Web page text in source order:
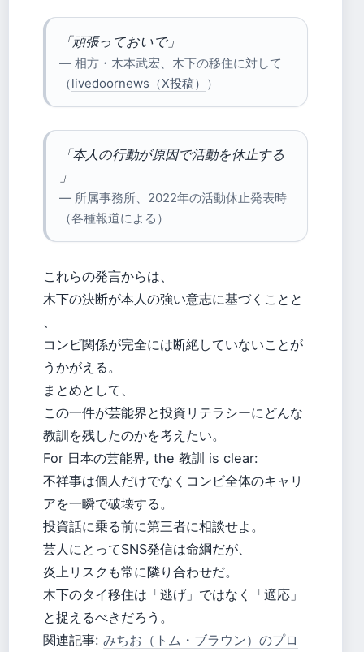
「頑張っておいで」
— 相方・木本武宏、木下の移住に対して
（livedoornews（X投稿） ）
「本人の行動が原因で活動を休止する
」
— 所属事務所、2022年の活動休止発表時
（各種報道による）
これらの発言からは、
木下の決断が本人の強い意志に基づくことと
、
コンビ関係が完全には断絶していないことが
うかがえる。
まとめとして、
この一件が芸能界と投資リテラシーにどんな
教訓を残したのかを考えたい。
For 日本の芸能界, the 教訓 is clear:
不祥事は個人だけでなくコンビ全体のキャリ
アを一瞬で破壊する。
投資話に乗る前に第三者に相談せよ。
芸人にとってSNS発信は命綱だが、
炎上リスクも常に隣り合わせだ。
木下のタイ移住は「逃げ」ではなく「適応」
と捉えるべきだろう。
関連記事: みちお（トム・ブラウン）のプロ